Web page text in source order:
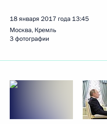
18 января 2017 года 13:45
Москва, Кремль
3 фотографии